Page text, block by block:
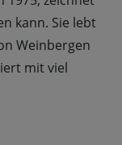
kann. Sie lebt
Weinbergen
mit viel